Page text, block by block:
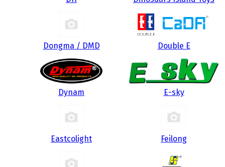
Dongma / DMD Double E
Dynam E-sky
Eastcolight Feilong